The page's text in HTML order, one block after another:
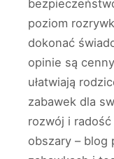
poziom
dokonać
opinie są
ułatwiają
zabawek dla
rozwój i
obszary – blog